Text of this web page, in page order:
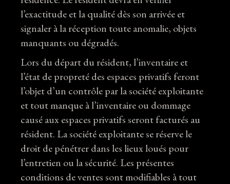
l’exactitude et la qualité dès son arrivée et
signaler à la réception toute anomalie, objets
manquants ou dégradés.
Lors du départ du résident, l’inventaire et
l’état de propreté des espaces privatifs feront
l’objet d’un contrôle par la société exploitante
et tout manque à l’inventaire ou dommage
causé aux espaces privatifs seront facturés au
résident. La société exploitante se réserve le
droit de pénétrer dans les lieux loués pour
l’entretien ou la sécurité. Les présentes
conditions de ventes sont modifiables à tout